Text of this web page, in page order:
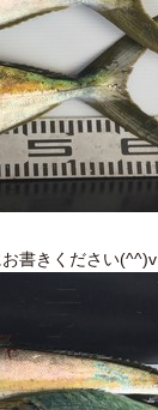
書きください(^^)v